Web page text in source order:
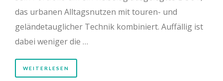
das urbanen Alltagsnutzen mit touren- und
geländetauglicher Technik kombiniert. Auffällig ist
dabei weniger die …
WEITERLESEN